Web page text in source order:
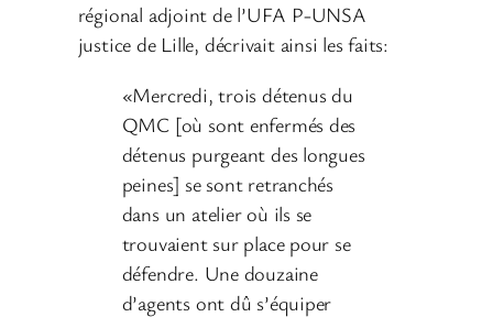
régional adjoint de l’UFA P-UNSA
justice de Lille, décrivait ainsi les faits:
«Mercredi, trois détenus du
QMC [où sont enfermés des
détenus purgeant des longues
peines] se sont retranchés
dans un atelier où ils se
trouvaient sur place pour se
défendre. Une douzaine
d’agents ont dû s’équiper